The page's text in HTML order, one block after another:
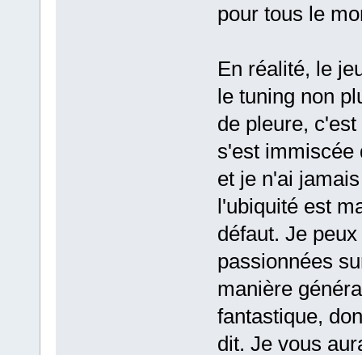
pour tous le
En réalité, le
le tuning non
de pleure,
s'est immiscée
et je n'ai
l'ubiquité est
défaut. Je
passionnées
manière
fantastique,
dit. Je vous